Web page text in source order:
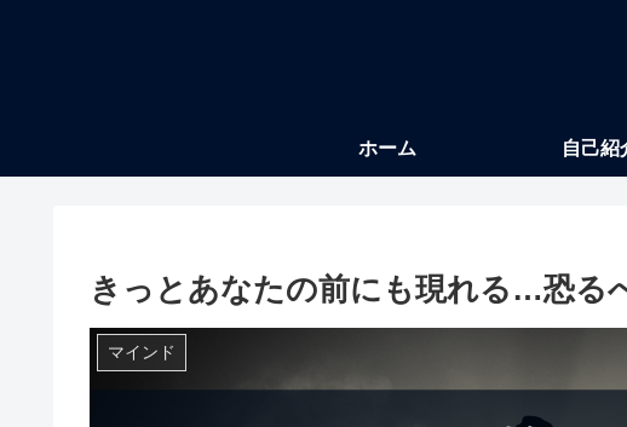
ホーム 自己紹
きっとあなたの前にも現れる…恐る
マインド